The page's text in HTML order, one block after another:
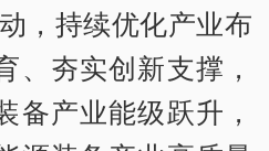
，持续优化产业布
、夯实创新支撑，
备产业能级跃升，